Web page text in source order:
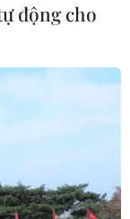
động cho